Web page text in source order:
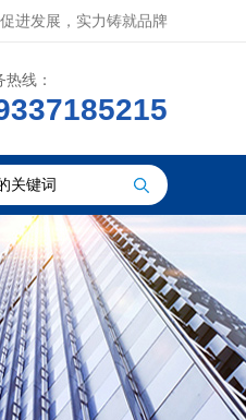
进发展，实力铸就品牌
热线：